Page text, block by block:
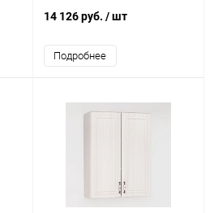
14 126 руб. / шт
Подробнее